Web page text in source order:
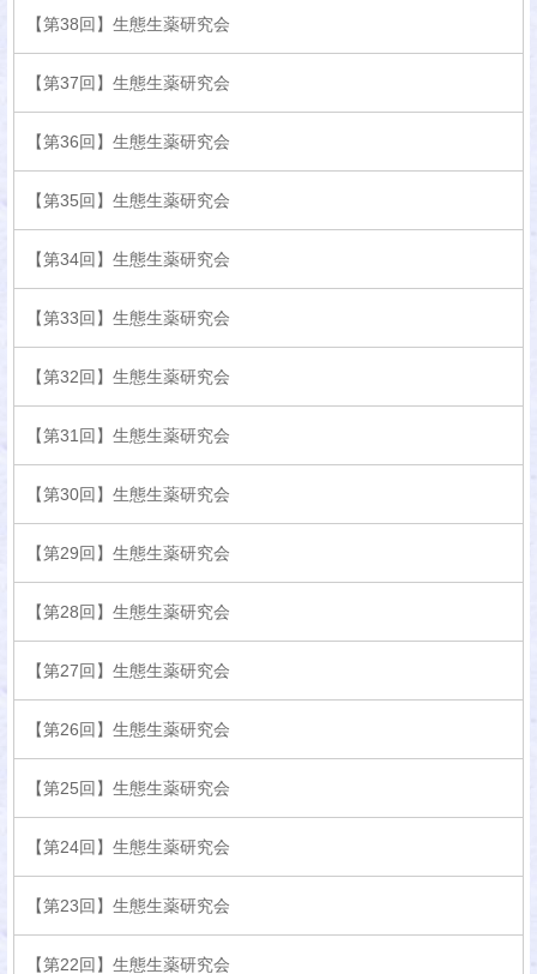
【第38回】生態生薬研究会
【第37回】生態生薬研究会
【第36回】生態生薬研究会
【第35回】生態生薬研究会
【第34回】生態生薬研究会
【第33回】生態生薬研究会
【第32回】生態生薬研究会
【第31回】生態生薬研究会
【第30回】生態生薬研究会
【第29回】生態生薬研究会
【第28回】生態生薬研究会
【第27回】生態生薬研究会
【第26回】生態生薬研究会
【第25回】生態生薬研究会
【第24回】生態生薬研究会
【第23回】生態生薬研究会
【第22回】生態生薬研究会